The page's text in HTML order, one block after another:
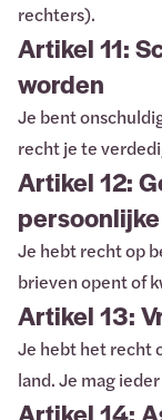
rechters).
Artikel 11:
worden
Je bent
recht je te
Artikel 12:
Je hebt recht op
brieven opent of
Artikel 13:
Je hebt het recht
land. Je mag